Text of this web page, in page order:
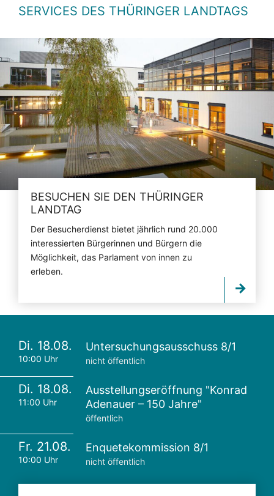
SERVICES DES THÜRINGER LANDTAGS
BESUCHEN SIE DEN THÜRINGER
LANDTAG
Der Besucherdienst bietet jährlich rund 20.000
interessierten Bürgerinnen und Bürgern die
Möglichkeit, das Parlament von innen zu
erleben.
Di. 18.08.
10:00 Uhr
Untersuchungsausschuss 8/1
nicht öffentlich
Di. 18.08.
11:00 Uhr
Ausstellungseröffnung "Konrad
Adenauer – 150 Jahre"
öffentlich
Fr. 21.08.
10:00 Uhr
Enquetekommission 8/1
nicht öffentlich